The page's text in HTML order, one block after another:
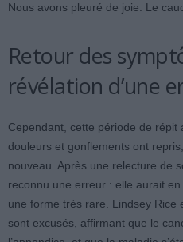
Nous avons pleuré de joie. Le
Retour des
révélation d’une
Cependant, cette période de répit
douleurs et gonflements ont
nouveau. Après une relecture de
reconnu une erreur : elle aurait en
une forme très rare. Lindsey Rice
sont excusés, affirmant que le